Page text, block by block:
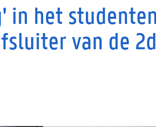
in het
van de